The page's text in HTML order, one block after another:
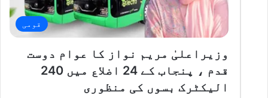
قومی
وزیراعلیٰ مریم نواز کا عوام دوست
قدم ، پنجاب کے 24 اضلاع میں 240
الیکٹرک بسوں کی منظوری